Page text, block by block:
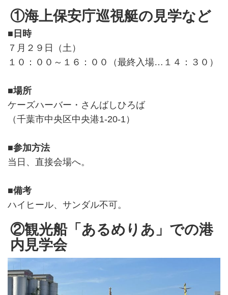
①海上保安庁巡視艇の見学など
■日時
７月２９日（土）
１０：００～１６：００（最終入場…１４：３０）
■場所
ケーズハーバー・さんばしひろば
（千葉市中央区中央港1-20-1）
■参加方法
当日、直接会場へ。
■備考
ハイヒール、サンダル不可。
②観光船「あるめりあ」での港
内見学会